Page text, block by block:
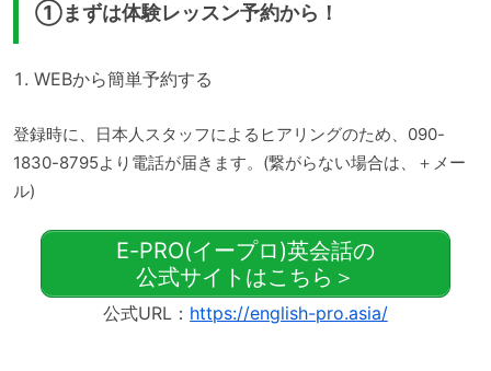
①まずは体験レッスン予約から！
WEBから簡単予約する
登録時に、日本人スタッフによるヒアリングのため、090-
1830-8795より電話が届きます。(繋がらない場合は、＋メー
ル)
E-PRO(イープロ)英会話の
公式サイトはこちら＞
公式URL： https://english-pro.asia/